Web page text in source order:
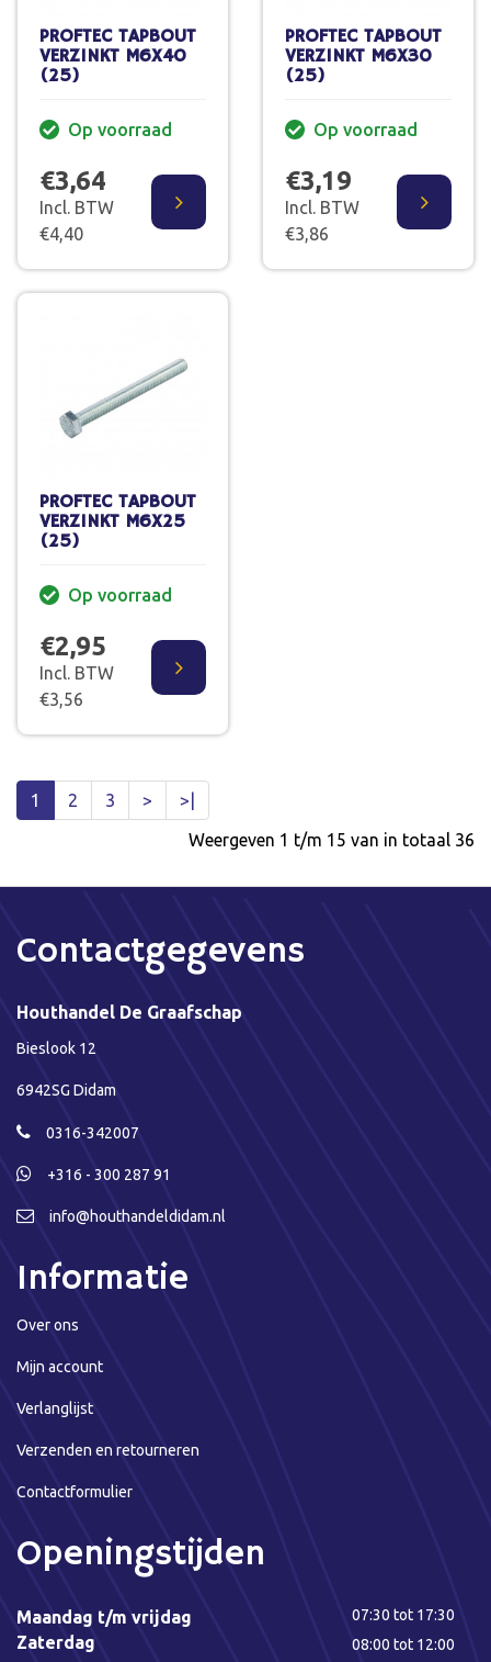
PROFTEC TAPBOUT
VERZINKT M6X40
(25)
Op voorraad
€3,64
Incl. BTW
€4,40
PROFTEC TAPBOUT
VERZINKT M6X30
(25)
Op voorraad
€3,19
Incl. BTW
€3,86
PROFTEC TAPBOUT
VERZINKT M6X25
(25)
Op voorraad
€2,95
Incl. BTW
€3,56
1 2 3 >
>|
Weergeven 1 t/m 15 van in totaal 36
Contactgegevens
Houthandel De Graafschap
Bieslook 12
6942SG Didam
0316-342007
+316 - 300 287 91
info@houthandeldidam.nl
Informatie
Over ons
Mijn account
Verlanglijst
Verzenden en retourneren
Contactformulier
Openingstijden
Maandag t/m vrijdag
Zaterdag
07:30 tot 17:30
08:00 tot 12:00